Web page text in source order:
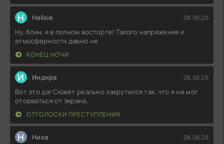
H Halixie 08.08.26
Ну, блин, я в полном восторге! Такого напряжения и
атмосферности давно не
КОНЕЦ НОЧИ
И Индира 08.08.26
Вот это да! Сюжет реально закрутился так, что я не мог
оторваться от экрана,
ОТГОЛОСКИ ПРЕСТУПЛЕНИЯ
Н Ника 08.08.26